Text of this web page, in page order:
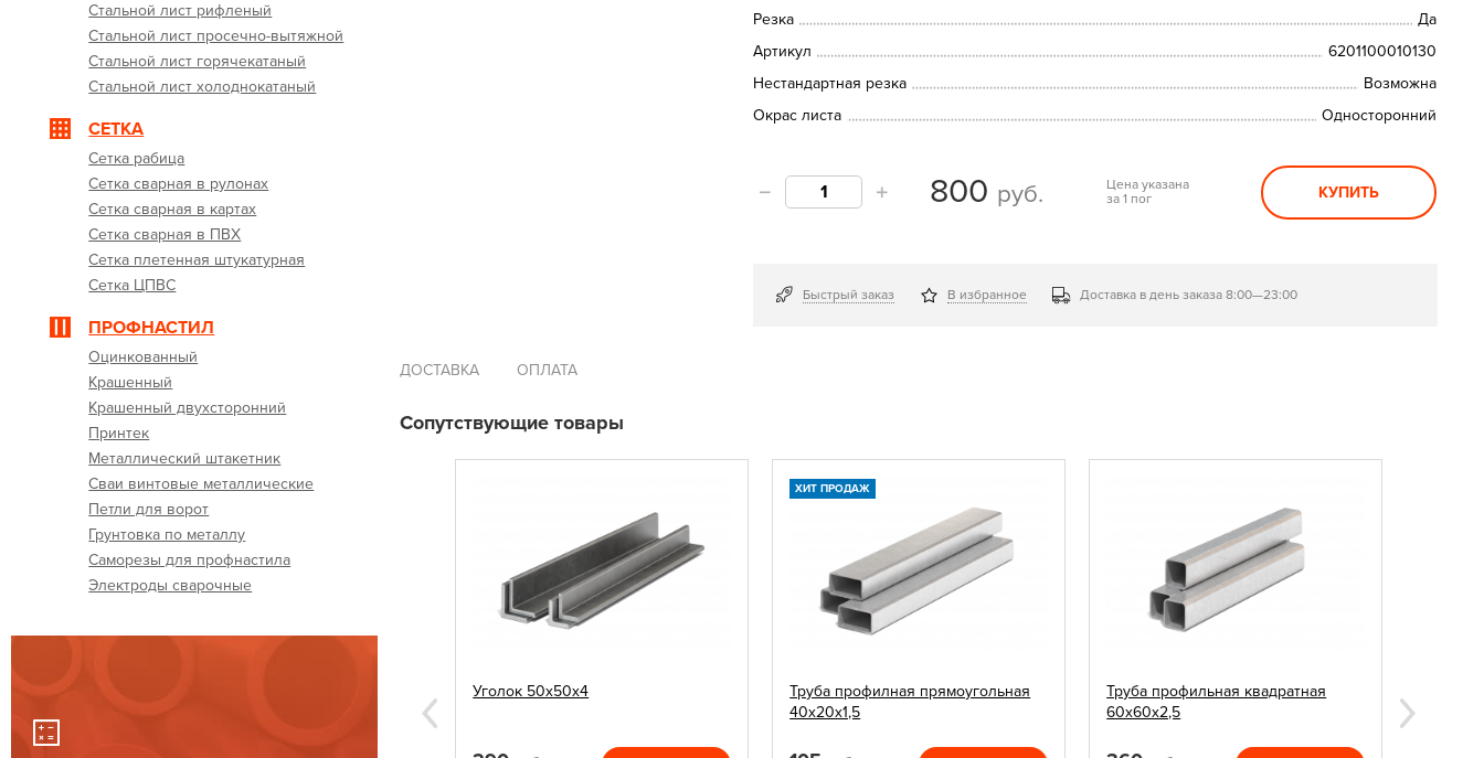
Стальной лист рифленый
Стальной лист просечно-вытяжной
Стальной лист горячекатаный
Стальной лист холоднокатаный
СЕТКА
Сетка рабица
Сетка сварная в рулонах
Сетка сварная в картах
Сетка сварная в ПВХ
Сетка плетенная штукатурная
Сетка ЦПВС
ПРОФНАСТИЛ
Оцинкованный
Крашенный
Крашенный двухсторонний
Принтек
Металлический штакетник
Сваи винтовые металлические
Петли для ворот
Грунтовка по металлу
Саморезы для профнастила
Электроды сварочные
Резка
Да
Артикул
6201100010130
Нестандартная резка
Возможна
Окрас листа
Односторонний
800 руб.
Цена указана
за 1 пог
КУПИТЬ
Быстрый заказ В избранное Доставка в день заказа 8:00—23:00
ДОСТАВКА ОПЛАТА
Сопутствующие товары
Уголок 50х50х4
ХИТ ПРОДАЖ
Труба профилная прямоугольная
40х20х1,5
Труба профильная квадратная
60х60х2,5